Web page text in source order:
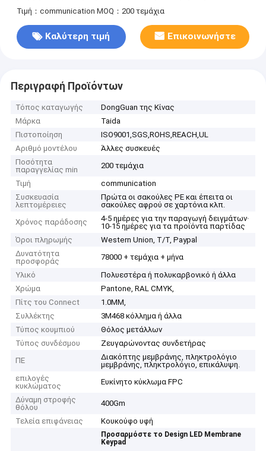
εμβολιασμένα πλήκτρα
Τιμή：communication MOQ：200 τεμάχια
Καλύτερη τιμή Επικοινωνήστε
Περιγραφή Προϊόντων
Τόπος καταγωγής
DongGuan της Κίνας
Μάρκα
Taida
Πιστοποίηση
ISO9001,SGS,ROHS,REACH,UL
Αριθμό μοντέλου
Άλλες συσκευές
Ποσότητα
παραγγελίας min
200 τεμάχια
Τιμή
communication
Συσκευασία
λεπτομέρειες
Πρώτα οι σακούλες PE και έπειτα οι
σακούλες αφρού σε χαρτόνια κλπ.
Χρόνος παράδοσης
4-5 ημέρες για την παραγωγή δειγμάτων·
10-15 ημέρες για τα προϊόντα παρτίδας
Όροι πληρωμής
Western Union, T/T, Paypal
Δυνατότητα
προσφοράς
78000 + τεμάχια + μήνα
Υλικό
Πολυεστέρα ή πολυκαρβονικό ή άλλα
Χρώμα
Pantone, RAL CMYK,
Πίτς του Connect
1.0MM,
Συλλέκτης
3M468 κόλλημα ή άλλα
Τύπος κουμπιού
Θόλος μετάλλων
Τύπος συνδέσμου
Ζευγαρώνοντας συνδετήρας
ΠΕ
Διακόπτης μεμβράνης, πληκτρολόγιο
μεμβράνης, πληκτρολόγιο, επικάλυψη.
επιλογές
κυκλώματος
Ευκίνητο κύκλωμα FPC
Δύναμη στροφής
θόλου
400Gm
Τελεία επιφάνειας
Κουκούφο υφή
Προσαρμόστε το Design LED Membrane
Keypad